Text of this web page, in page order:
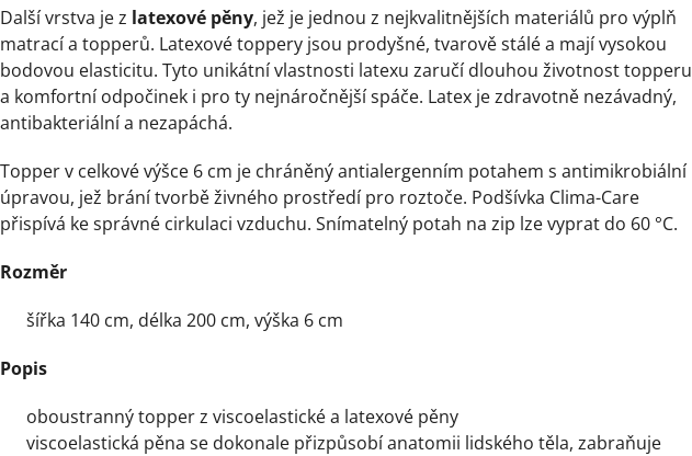
Další vrstva je z latexové pěny, jež je jednou z nejkvalitnějších materiálů pro výplň
matrací a topperů. Latexové toppery jsou prodyšné, tvarově stálé a mají vysokou
bodovou elasticitu. Tyto unikátní vlastnosti latexu zaručí dlouhou životnost topperu
a komfortní odpočinek i pro ty nejnáročnější spáče. Latex je zdravotně nezávadný,
antibakteriální a nezapáchá.
Topper v celkové výšce 6 cm je chráněný antialergenním potahem s antimikrobiální
úpravou, jež brání tvorbě živného prostředí pro roztoče. Podšívka Clima-Care
přispívá ke správné cirkulaci vzduchu. Snímatelný potah na zip lze vyprat do 60 °C.
Rozměr
šířka 140 cm, délka 200 cm, výška 6 cm
Popis
oboustranný topper z viscoelastické a latexové pěny
viscoelastická pěna se dokonale přizpůsobí anatomii lidského těla, zabraňuje